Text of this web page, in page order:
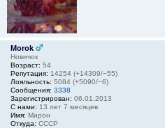
Morok
Новичок
Возраст: 54
Репутация: 14254 (+14309/−55)
Лояльность: 5084 (+5090/−6)
Сообщения: 3338
Зарегистрирован: 06.01.2013
С нами: 13 лет 7 месяцев
Имя: Мирон
Откуда: СССР